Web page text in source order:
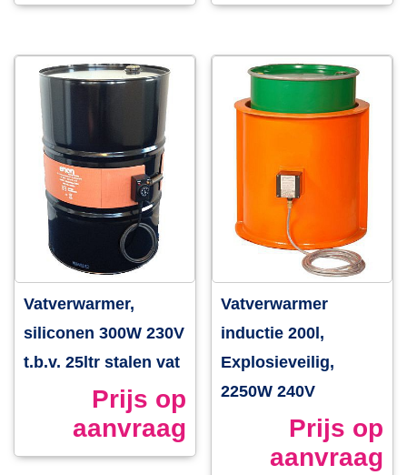
Vatverwarmer,
siliconen 300W 230V
t.b.v. 25ltr stalen vat
Prijs op
aanvraag
Vatverwarmer
inductie 200l,
Explosieveilig,
2250W 240V
Prijs op
aanvraag